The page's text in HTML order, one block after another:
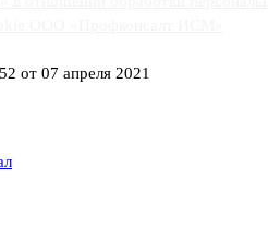
от 07 апреля 2021